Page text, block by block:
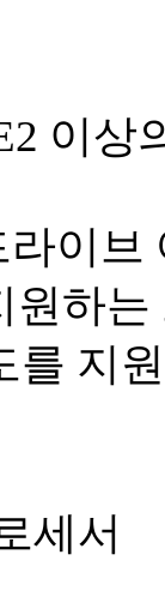
이상
이브
원하
를 지
세서